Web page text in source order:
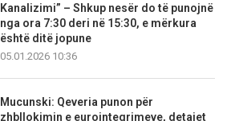
Kanalizimi” – Shkup nesër do të punojnë
nga ora 7:30 deri në 15:30, e mërkura
është ditë jopune
05.01.2026 10:36
Mucunski: Qeveria punon për
zhbllokimin e eurointegrimeve, detajet